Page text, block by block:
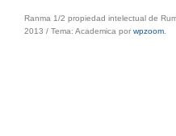
Ranma 1/2 propiedad intelectual de
2013 / Tema: Academica por wpzoom